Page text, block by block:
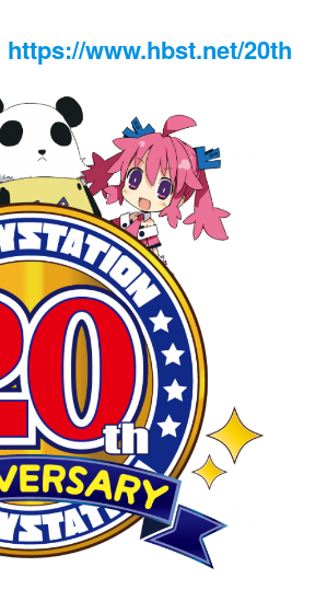
https://www.hbst.net/20th